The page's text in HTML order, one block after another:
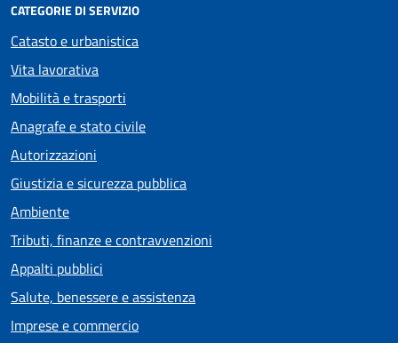
CATEGORIE DI SERVIZIO
Catasto e urbanistica
Vita lavorativa
Mobilità e trasporti
Anagrafe e stato civile
Autorizzazioni
Giustizia e sicurezza pubblica
Ambiente
Tributi, finanze e contravvenzioni
Appalti pubblici
Salute, benessere e assistenza
Imprese e commercio